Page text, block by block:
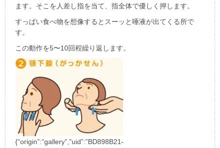
ます。そこを人差し指を当て、指全体で優しく押します。
すっぱい食べ物を想像するとスーッと唾液が出てくる所で
す。
この動作を5〜10回程繰り返します。
{“origin”:”gallery”,”uid”:”BD898B21-